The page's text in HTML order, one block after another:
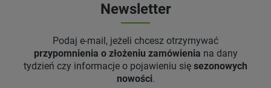
Newsletter
Podaj e-mail, jeżeli chcesz otrzymywać
przypomnienia o złożeniu zamówienia na dany
tydzień czy informacje o pojawieniu się sezonowych
nowości.